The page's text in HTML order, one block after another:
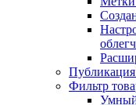
Публикация
Фильтр